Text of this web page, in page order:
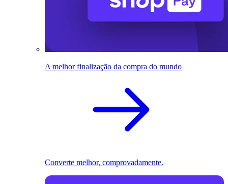
A melhor finalização da compra do mundo
Converte melhor, comprovadamente.